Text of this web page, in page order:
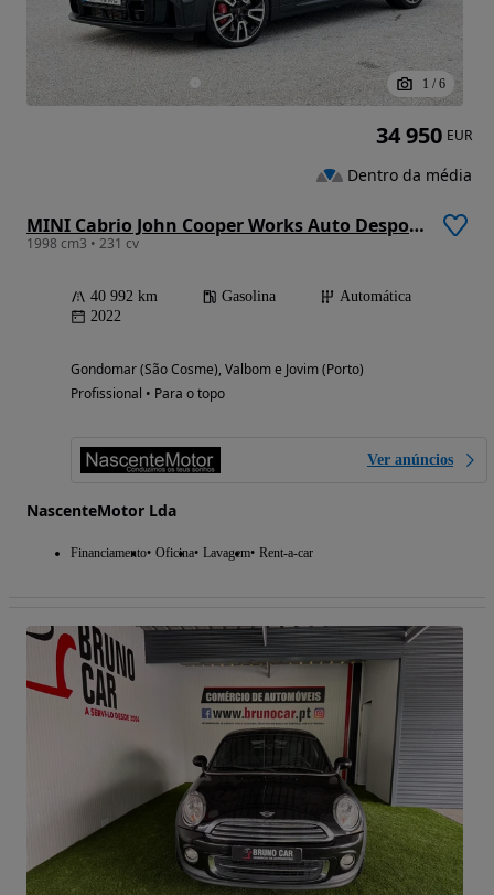
1 / 6
MINI Cabrio John Cooper Works Auto Desportiva
1998 cm3 • 231 cv
40 992 km Gasolina
Automática
2022
Gondomar (São Cosme), Valbom e Jovim (Porto)
Profissional • Para o topo
Ver anúncios
NascenteMotor Lda
Financiamento Oficina Lavagem Rent-a-car
34 950 EUR
Dentro da média